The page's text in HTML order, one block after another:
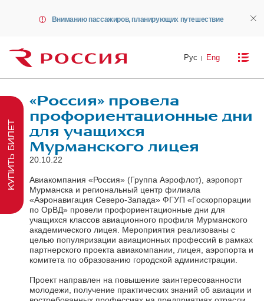
Вниманию пассажиров, планирующих путешествие
Рус Eng
«Россия» провела
профориентационные дни
для учащихся
Мурманского лицея
20.10.22
Авиакомпания «Россия» (Группа Аэрофлот), аэропорт
Мурманска и региональный центр филиала
«Аэронавигация Северо-Запада» ФГУП «Госкорпорации
по ОрВД» провели профориентационные дни для
учащихся классов авиационного профиля Мурманского
академического лицея. Мероприятия реализованы с
целью популяризации авиационных профессий в рамках
партнерского проекта авиакомпании, лицея, аэропорта и
комитета по образованию городской администрации.
Проект направлен на повышение заинтересованности
молодежи, получение практических знаний об авиации и
КУПИТЬ БИЛЕТ